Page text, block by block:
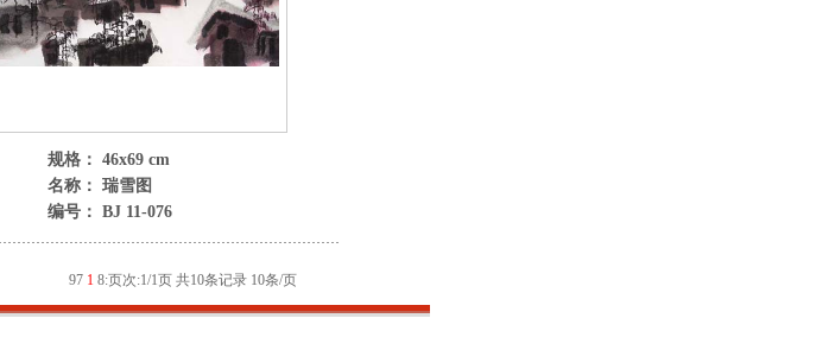
规格： 46x69 cm
名称： 瑞雪图
编号： BJ 11-076
97 1 8:页次:1/1页 共10条记录 10条/页